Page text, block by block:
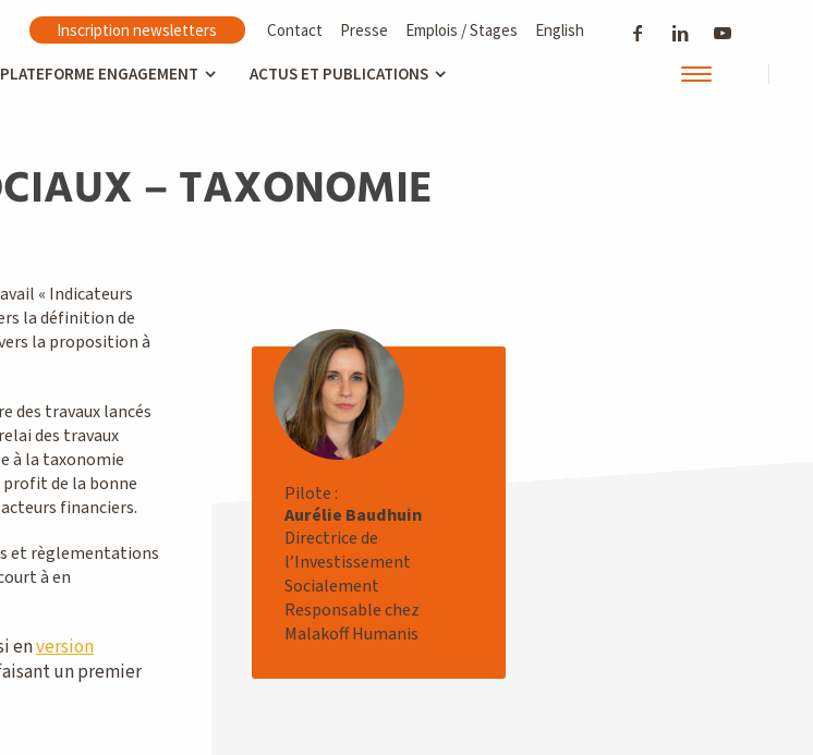
Inscription newsletters Contact Presse Emplois / Stages English
PLATEFORME ENGAGEMENT ACTUS ET PUBLICATIONS
– TAXONOMIE
« Indicateurs
la définition de
la proposition à
des travaux lancés
des travaux
à la taxonomie
profit de la bonne
financiers.
et règlementations
à en
enversion
un premier
Pilote :
Aurélie Baudhuin
Directrice de
l’Investissement
Socialement
Responsable chez
Malakoff Humanis